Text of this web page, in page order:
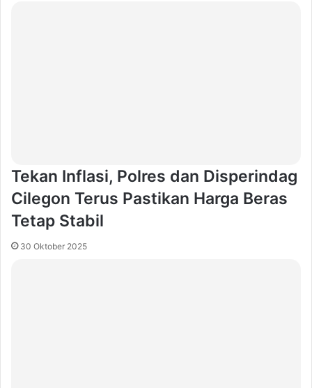
‎Tekan Inflasi, Polres dan Disperindag
Cilegon Terus Pastikan Harga Beras
Tetap Stabil
30 Oktober 2025